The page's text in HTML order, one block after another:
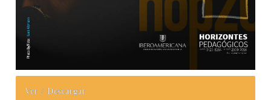
Ver / Descargar